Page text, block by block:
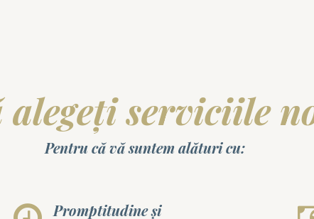
alegeți serviciile
Pentru că vă suntem alături cu:
Promptitudine și